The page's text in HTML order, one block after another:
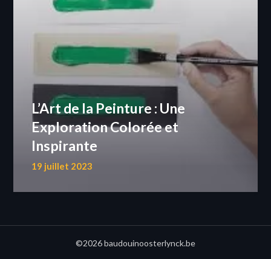
L’Art de la Peinture : Une
Exploration Colorée et
Inspirante
19 juillet 2023
©2026 baudouinoosterlynck.be